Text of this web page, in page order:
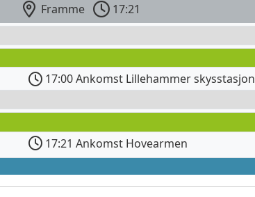
Framme
17:21
17:00 Ankomst Lillehammer skysstasjon
17:21 Ankomst Hovearmen